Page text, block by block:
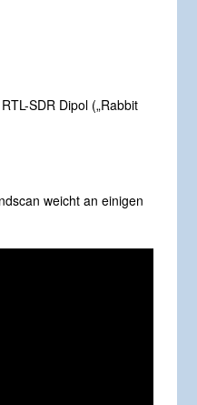
SDR Dipol („Rabbit
weicht an einigen